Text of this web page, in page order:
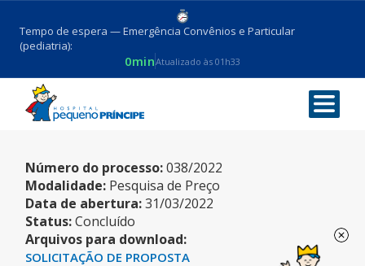
Tempo de espera — Emergência Convênios e Particular
(pediatria):
0minAtualizado às 01h33
BEM PERMANENTE
Número do processo:038/2022
Modalidade: Pesquisa de Preço
Data de abertura:31/03/2022
Status:Concluído
Arquivos para download:
SOLICITAÇÃO DE PROPOSTA